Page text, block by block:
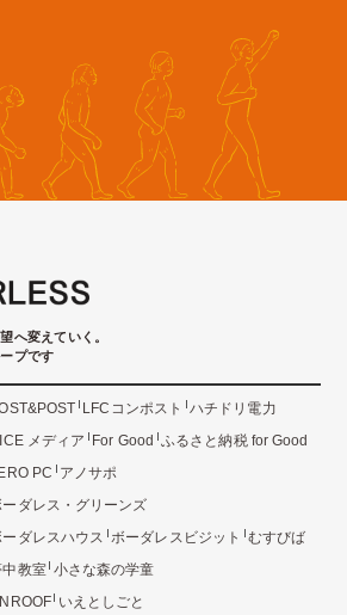
へ変えていく。
プです
LFCコンポスト ハチドリ電力
メディア For Good ふるさと納税 for Good
PC アノサポ
ーダレス・グリーンズ
ーダレスハウス ボーダレスビジット むすびば
中教室 小さな森の学童
いえとしごと